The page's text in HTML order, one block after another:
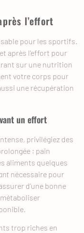
l’effort
pour les sportifs.
après l’effort pour
sur une nutrition
votre corps pour
une récupération
un effort
privilégiez des
: pain
aliments quelques
nécessaire pour
d’une bonne
trop riches en